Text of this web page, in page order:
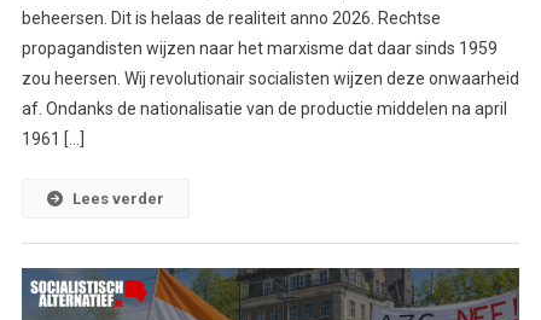
beheersen. Dit is helaas de realiteit anno 2026. Rechtse
propagandisten wijzen naar het marxisme dat daar sinds 1959
zou heersen. Wij revolutionair socialisten wijzen deze onwaarheid
af. Ondanks de nationalisatie van de productie middelen na april
1961 […]
Lees verder